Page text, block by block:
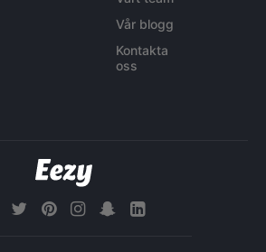
Vår blogg
Kontakta
oss